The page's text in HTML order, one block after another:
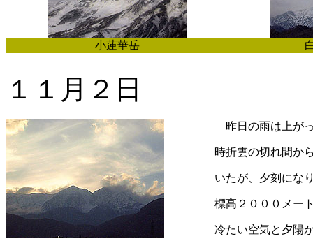
小蓮華岳
１１月２日
昨日の雨は上が
時折雲の切れ間か
いたが、夕刻にな
標高２０００メー
冷たい空気と夕陽